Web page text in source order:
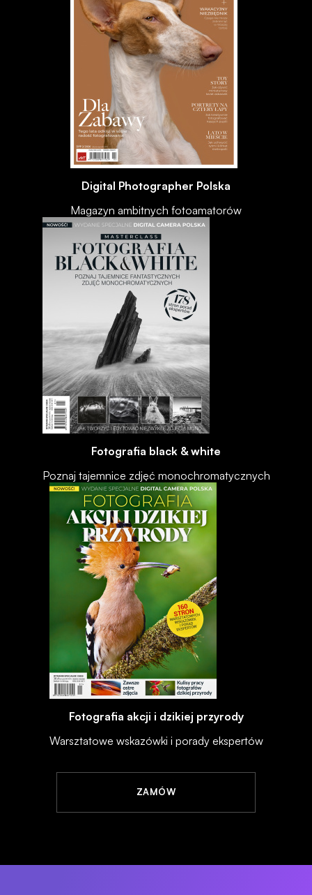
Digital Photographer Polska
Magazyn ambitnych fotoamatorów
Fotografia black & white
Poznaj tajemnice zdjęć monochromatycznych
Fotografia akcji i dzikiej przyrody
Warsztatowe wskazówki i porady ekspertów
ZAMÓW